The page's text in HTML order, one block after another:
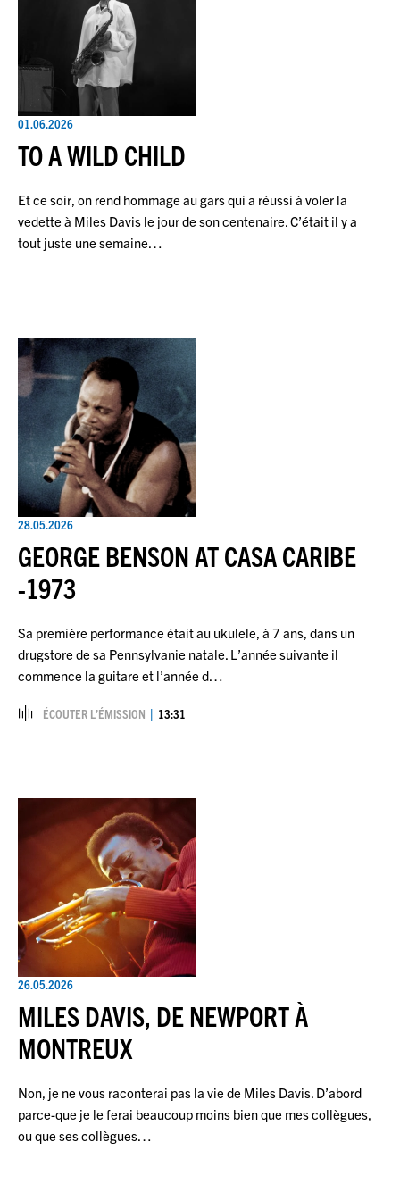
01.06.2026
TO A WILD CHILD
Et ce soir, on rend hommage au gars qui a réussi à voler la
vedette à Miles Davis le jour de son centenaire. C’était il y a
tout juste une semaine…
28.05.2026
GEORGE BENSON AT CASA CARIBE
-1973
Sa première performance était au ukulele, à 7 ans, dans un
drugstore de sa Pennsylvanie natale. L’année suivante il
commence la guitare et l’année d…
ÉCOUTER L’ÉMISSION 13:31
26.05.2026
MILES DAVIS, DE NEWPORT À
MONTREUX
Non, je ne vous raconterai pas la vie de Miles Davis. D’abord
parce-que je le ferai beaucoup moins bien que mes collègues,
ou que ses collègues…